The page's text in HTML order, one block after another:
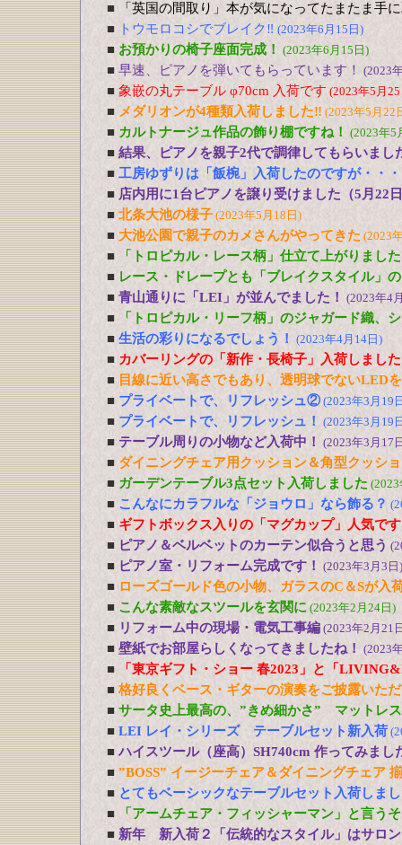
■
「英国の間取り」本が気になってたまたま手
■ トウモロコシでブレイク‼ (2023年6月15日)
■ お預かりの椅子座面完成！ (2023年6月15日)
■ 早速、ピアノを弾いてもらっています！ (2023
■ 象嵌の丸テーブル φ70cm 入荷です (2023年5月
■ メダリオンが4種類入荷しました‼ (2023年5月22
■ カルトナージュ作品の飾り棚ですね！ (2023年5
■ 結果、ピアノを親子2代で調律してもらいまし
■ 工房ゆずりは「飯椀」入荷したのですが・・・
■ 店内用に1台ピアノを譲り受けました（5月22
■ 北条大池の様子 (2023年5月18日)
■ 大池公園で親子のカメさんがやってきた (2023
■ 「トロピカル・レース柄」仕立て上がりました
■ レース・ドレープとも「ブレイクスタイル」
■ 青山通りに「LEI」が並んでました！ (2023年4
■
「トロピカル・リーフ柄」のジャガード織、
■ 生活の彩りになるでしょう！ (2023年4月14日)
■ カバーリングの「新作・長椅子」入荷しまし
■ 目線に近い高さでもあり、透明球でないLED
■ プライベートで、リフレッシュ② (2023年3月19
■ プライベートで、リフレッシュ！ (2023年3月19
■ テーブル周りの小物など入荷中！ (2023年3月17
■ ダイニングチェア用クッション＆角型クッシ
■ ガーデンテーブル3点セット入荷しました
■ こんなにカラフルな「ジョウロ」なら飾る？
■ ギフトボックス入りの「マグカップ」人気で
■ ピアノ＆ベルベットのカーテン似合うと思う
■ ピアノ室・リフォーム完成です！ (2023年3月3日)
■ ローズゴールド色の小物、ガラスのC＆Sが入
■ こんな素敵なスツールを玄関に (2023年2月24日)
■ リフォーム中の現場・電気工事編 (2023年2月21
■ 壁紙でお部屋らしくなってきましたね！ (2023
■
「東京ギフト・ショー 春2023」と「
■ 格好良くベース・ギターの演奏をご披露いた
■ サータ史上最高の、”きめ細かさ” マットレ
■ LEI レイ・シリーズ テーブルセット新入荷
■ ハイスツール（座高）SH740cm 作ってみまし
■ ”BOSS” イージーチェア＆ダイニングチェア
■ とてもベーシックなテーブルセット入荷しま
■
「アームチェア・フィッシャーマン」と言う
■ 新年 新入荷２「伝統的なスタイル」はサロ